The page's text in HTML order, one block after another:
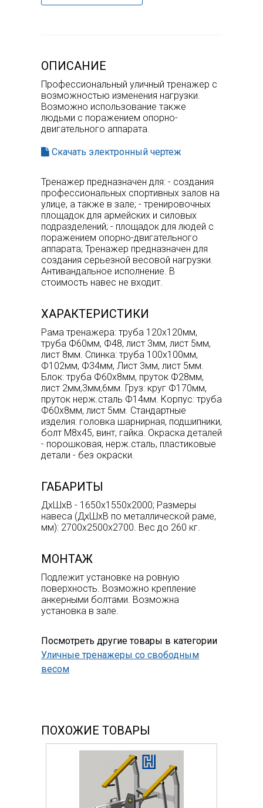
ОПИСАНИЕ
Профессиональный уличный тренажер с
возможностью изменения нагрузки.
Возможно использование также
людьми с поражением опорно-
двигательного аппарата.
Скачать электронный чертеж
Тренажер предназначен для: - создания
профессиональных спортивных залов на
улице, а также в зале; - тренировочных
площадок для армейских и силовых
подразделений; - площадок для людей с
поражением опорно-двигательного
аппарата; Тренажер предназначен для
создания серьезной весовой нагрузки.
Антивандальное исполнение. В
стоимость навес не входит.
ХАРАКТЕРИСТИКИ
Рама тренажера: труба 120х120мм,
труба Ф60мм, Ф48, лист 3мм, лист 5мм,
лист 8мм. Спинка: труба 100х100мм,
Ф102мм, Ф34мм, Лист 3мм, лист 5мм.
Блок: труба Ф60х8мм, пруток Ф28мм,
лист 2мм,3мм,6мм. Груз: круг Ф170мм,
пруток нерж.сталь Ф14мм. Корпус: труба
Ф60х8мм, лист 5мм. Стандартные
изделия: головка шарнирная, подшипники,
болт М8х45, винт, гайка. Окраска деталей
- порошковая, нерж.сталь, пластиковые
детали - без окраски.
ГАБАРИТЫ
ДхШхВ - 1650х1550х2000; Размеры
навеса (ДхШхВ по металлической раме,
мм): 2700х2500х2700. Вес до 260 кг.
МОНТАЖ
Подлежит установке на ровную
поверхность. Возможно крепление
анкерными болтами. Возможна
установка в зале.
Посмотреть другие товары в категории
Уличные тренажеры со свободным
весом
ПОХОЖИЕ ТОВАРЫ